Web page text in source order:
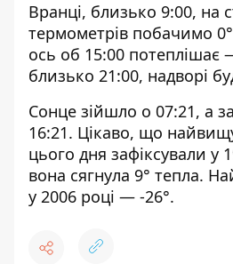
Вранці, близько 9:00, на
термометрів побачимо
ось об 15:00 потеплішає
близько 21:00, надворі
Сонце зійшло о 07:21, а
16:21. Цікаво, що
цього дня зафіксували у
вона сягнула 9° тепла.
у 2006 році — -26°.